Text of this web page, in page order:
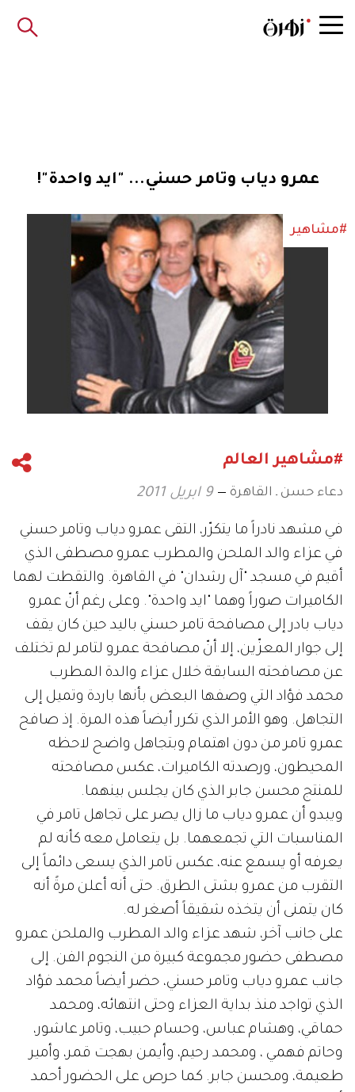
عمرو دياب وتامر حسني... "ايد واحدة"!
#مشاهير
#مشاهير العالم
دعاء حسن ـ القاهرة 9 ابريل 2011
في مشهد نادراً ما يتكرّر، التقى عمرو دياب وتامر حسني
في عزاء والد الملحن والمطرب عمرو مصطفى الذي
أقيم في مسجد "آل رشدان" في القاهرة. والتقطت لهما
الكاميرات صوراً وهما "ايد واحدة". وعلى رغم أنّ عمرو
دياب بادر إلى مصافحة تامر حسني باليد حين كان يقف
إلى جوار المعزّين، إلا أنّ مصافحة عمرو لتامر لم تختلف
عن مصافحته السابقة خلال عزاء والدة المطرب
محمد فؤاد التي وصفها البعض بأنها باردة وتميل إلى
التجاهل. وهو الأمر الذي تكرر أيضاً هذه المرة. إذ صافح
عمرو تامر من دون اهتمام وبتجاهل واضح لاحظه
المحيطون، ورصدته الكاميرات، عكس مصافحته
للمنتج محسن جابر الذي كان يجلس بينهما.
ويبدو أن عمرو دياب ما زال يصر على تجاهل تامر في
المناسبات التي تجمعهما. بل يتعامل معه كأنه لم
يعرفه أو يسمع عنه، عكس تامر الذي يسعى دائماً إلى
التقرب من عمرو بشتى الطرق. حتى أنه أعلن مرةً أنه
كان يتمنى أن يتخذه شقيقاً أصغر له.
على جانب آخر، شهد عزاء والد المطرب والملحن عمرو
مصطفى حضور مجموعة كبيرة من النجوم الفن. إلى
جانب عمرو دياب وتامر حسني، حضر أيضاً محمد فؤاد
الذي تواجد منذ بداية العزاء وحتى انتهائه، ومحمد
حماقي، وهشام عباس، وحسام حبيب، وتامر عاشور،
وحاتم فهمي ، ومحمد رحيم، وأيمن بهجت قمر، وأمير
طعيمة، ومحسن جابر. كما حرص على الحضور أحمد